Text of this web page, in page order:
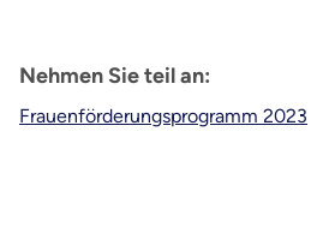
Nehmen Sie teil an:
Frauenförderungsprogramm 2023